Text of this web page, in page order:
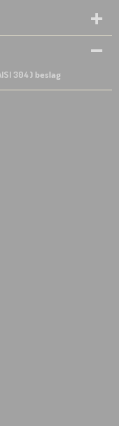
304) beslag